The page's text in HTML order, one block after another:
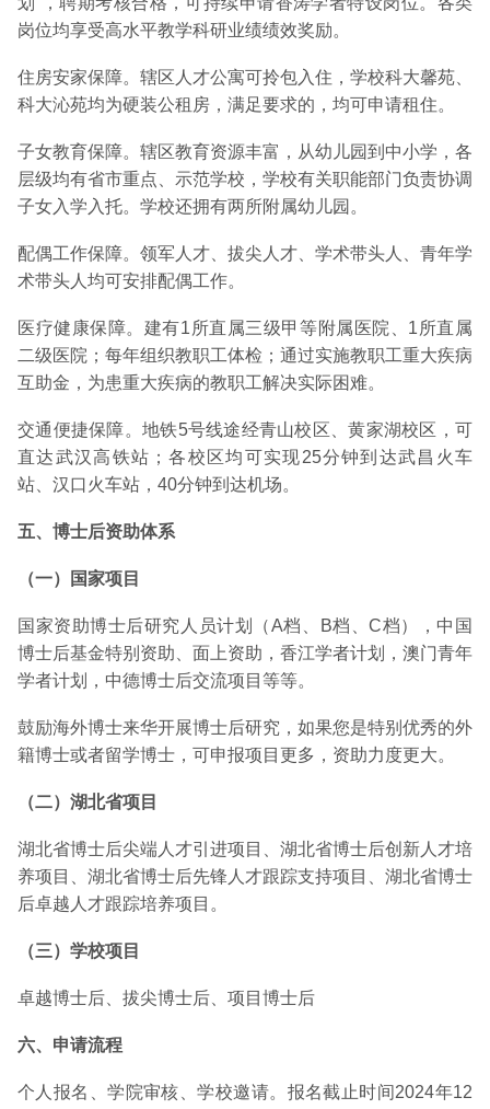
岗位均享受高水平教学科研业绩绩效奖励。
住房安家保障。辖区人才公寓可拎包入住，学校科大馨苑、
科大沁苑均为硬装公租房，满足要求的，均可申请租住。
子女教育保障。辖区教育资源丰富，从幼儿园到中小学，各
层级均有省市重点、示范学校，学校有关职能部门负责协调
子女入学入托。学校还拥有两所附属幼儿园。
配偶工作保障。领军人才、拔尖人才、学术带头人、青年学
术带头人均可安排配偶工作。
医疗健康保障。建有1所直属三级甲等附属医院、1所直属
二级医院；每年组织教职工体检；通过实施教职工重大疾病
互助金，为患重大疾病的教职工解决实际困难。
交通便捷保障。地铁5号线途经青山校区、黄家湖校区，可
直达武汉高铁站；各校区均可实现25分钟到达武昌火车
站、汉口火车站，40分钟到达机场。
五、博士后资助体系
（一）国家项目
国家资助博士后研究人员计划（A档、B档、C档），中国
博士后基金特别资助、面上资助，香江学者计划，澳门青年
学者计划，中德博士后交流项目等等。
鼓励海外博士来华开展博士后研究，如果您是特别优秀的外
籍博士或者留学博士，可申报项目更多，资助力度更大。
（二）湖北省项目
湖北省博士后尖端人才引进项目、湖北省博士后创新人才培
养项目、湖北省博士后先锋人才跟踪支持项目、湖北省博士
后卓越人才跟踪培养项目。
（三）学校项目
卓越博士后、拔尖博士后、项目博士后
六、申请流程
个人报名、学院审核、学校邀请。报名截止时间2024年12